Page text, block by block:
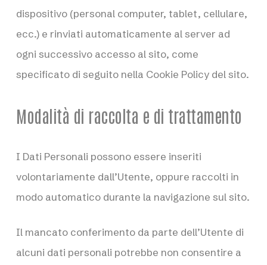
dispositivo (personal computer, tablet, cellulare,
ecc.) e rinviati automaticamente al server ad
ogni successivo accesso al sito, come
specificato di seguito nella Cookie Policy del sito.
Modalità di raccolta e di trattamento
I Dati Personali possono essere inseriti
volontariamente dall’Utente, oppure raccolti in
modo automatico durante la navigazione sul sito.
Il mancato conferimento da parte dell’Utente di
alcuni dati personali potrebbe non consentire a